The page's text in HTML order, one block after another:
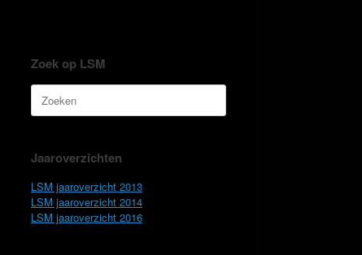
Zoek op LSM
Zoeken
naar:
Jaaroverzichten
LSM jaaroverzicht 2013
LSM jaaroverzicht 2014
LSM jaaroverzicht 2016